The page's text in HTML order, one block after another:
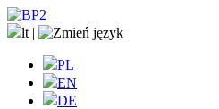
lt |
PL
EN
DE